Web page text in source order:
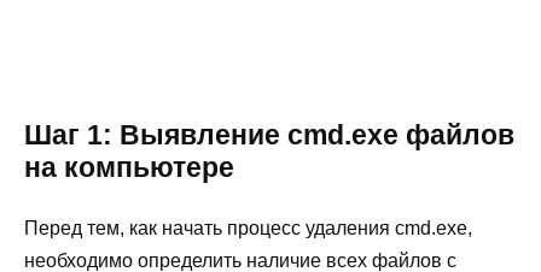
Шаг 1: Выявление cmd.exe файлов
на компьютере
Перед тем, как начать процесс удаления cmd.exe,
необходимо определить наличие всех файлов с